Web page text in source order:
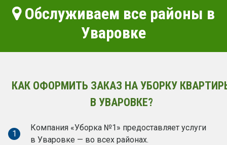
Обслуживаем все районы в
Уваровке
КАК ОФОРМИТЬ ЗАКАЗ НА УБОРКУ
В УВАРОВКЕ?
1
Компания «Уборка №1» предоставляет услуги
в Уваровке — во всех районах.